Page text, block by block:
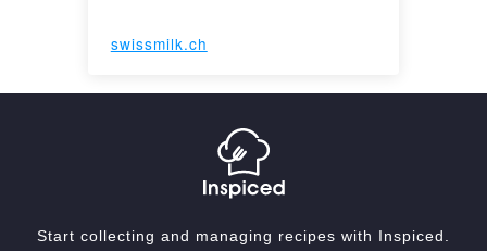
swissmilk.ch
Start collecting and managing recipes with Inspiced.